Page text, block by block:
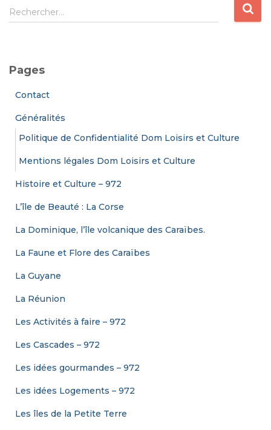
R
e
r
Rechercher…
Pages
Contact
Généralités
Politique de Confidentialité Dom Loisirs et Culture
Mentions légales Dom Loisirs et Culture
Histoire et Culture – 972
L’île de Beauté : La Corse
La Dominique, l’île volcanique des Caraïbes.
La Faune et Flore des Caraïbes
La Guyane
La Réunion
Les Activités à faire – 972
Les Cascades – 972
Les idées gourmandes – 972
Les idées Logements – 972
Les îles de la Petite Terre